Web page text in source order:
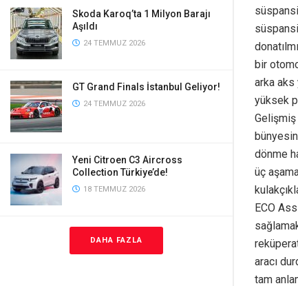
Skoda Karoq’ta 1 Milyon Barajı
Aşıldı
24 TEMMUZ 2026
GT Grand Finals İstanbul Geliyor!
24 TEMMUZ 2026
Yeni Citroen C3 Aircross
Collection Türkiye’de!
18 TEMMUZ 2026
DAHA FAZLA
bir
arka aks
yüksek
dönme
üç
ECO
aracı
tam